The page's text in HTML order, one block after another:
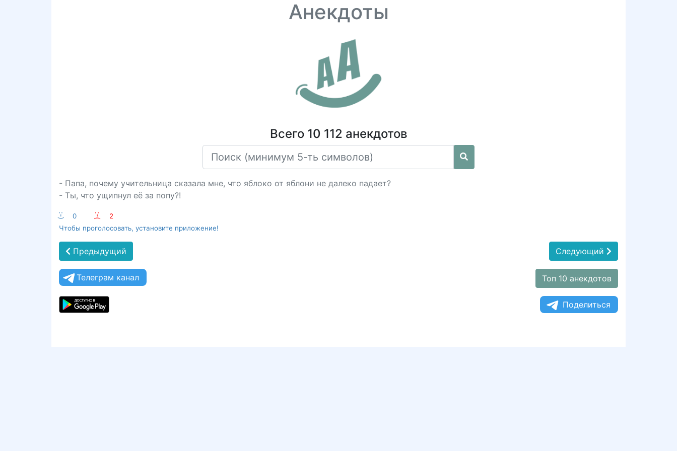
Анекдоты
Всего 10 112 анекдотов
- Папа, почему учительница сказала мне, что яблоко от яблони не далеко падает?
- Ты, что ущипнул её за попу?!
:-) 0 :-(
2
Чтобы проголосовать, установите приложение!
Предыдущий Следующий
Телеграм канал Топ 10 анекдотов
Поделиться